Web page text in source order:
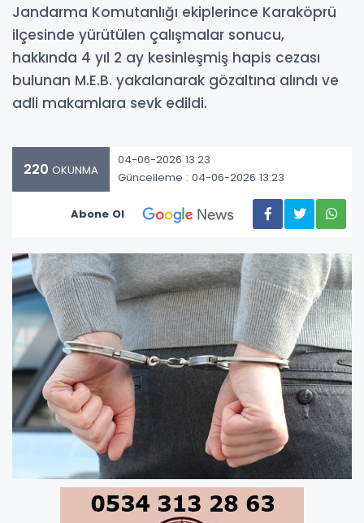
Jandarma Komutanlığı ekiplerince Karaköprü
ilçesinde yürütülen çalışmalar sonucu,
hakkında 4 yıl 2 ay kesinleşmiş hapis cezası
bulunan M.E.B. yakalanarak gözaltına alındı ve
adli makamlara sevk edildi.
220 OKUNMA
04-06-2026 13:23
Güncelleme : 04-06-2026 13:23
Abone Ol